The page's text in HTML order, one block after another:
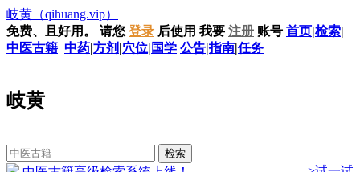
岐黄 （qihuang.vip）
免费、且好用。
请您 登录 后使用 我要 注册 账号 首页|检索|
中医古籍 中药|方剂 |穴位| 国学 公告|指南|任务
岐黄